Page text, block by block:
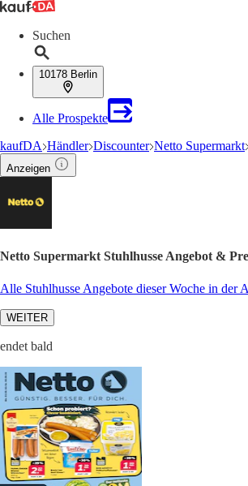
Suchen
10178 Berlin
Alle Prospekte
kaufDA Händler Discounter Netto Supermarkt
Anzeigen
Netto Supermarkt Stuhlhusse Angebot &
Alle Stuhlhusse Angebote dieser Woche in der
WEITER
endet bald